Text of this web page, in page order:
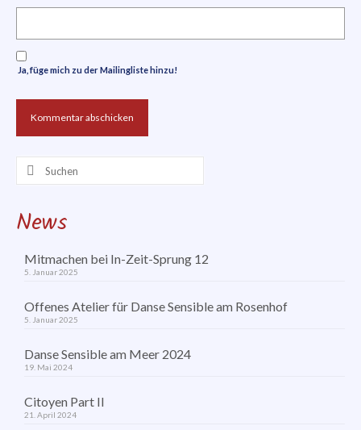
Ja, füge mich zu der Mailingliste hinzu!
Suchen
nach:
News
Mitmachen bei In-Zeit-Sprung 12
5. Januar 2025
Offenes Atelier für Danse Sensible am Rosenhof
5. Januar 2025
Danse Sensible am Meer 2024
19. Mai 2024
Citoyen Part II
21. April 2024